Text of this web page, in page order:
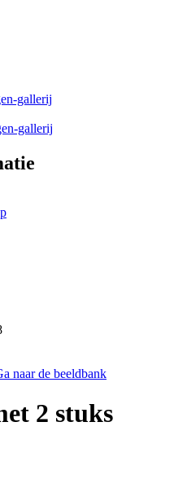
gallerij
gallerij
naar de beeldbank
2 stuks